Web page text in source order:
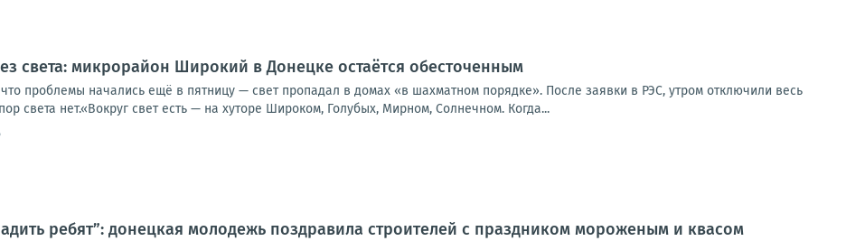
света: микрорайон Широкий в Донецке остаётся обесточенным
проблемы начались ещё в пятницу — свет пропадал в домах «в шахматном порядке». После заявки в РЭС, утром отключили весь
света нет.«Вокруг свет есть — на хуторе Широком, Голубых, Мирном, Солнечном. Когда...
ребят”: донецкая молодежь поздравила строителей с праздником мороженым и квасом